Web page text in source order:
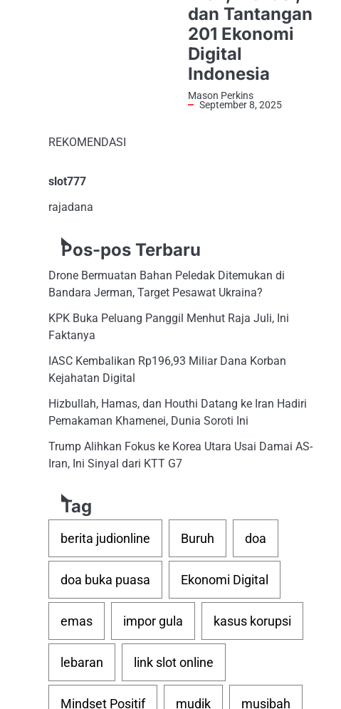
dan Tantangan
201 Ekonomi
Digital
Indonesia
Mason Perkins
September 8, 2025
REKOMENDASI
slot777
rajadana
Pos-pos Terbaru
Drone Bermuatan Bahan Peledak Ditemukan di
Bandara Jerman, Target Pesawat Ukraina?
KPK Buka Peluang Panggil Menhut Raja Juli, Ini
Faktanya
IASC Kembalikan Rp196,93 Miliar Dana Korban
Kejahatan Digital
Hizbullah, Hamas, dan Houthi Datang ke Iran Hadiri
Pemakaman Khamenei, Dunia Soroti Ini
Trump Alihkan Fokus ke Korea Utara Usai Damai AS-
Iran, Ini Sinyal dari KTT G7
Tag
berita judionline Buruh doa
doa buka puasa Ekonomi Digital
emas impor gula kasus korupsi
lebaran link slot online
Mindset Positif mudik musibah